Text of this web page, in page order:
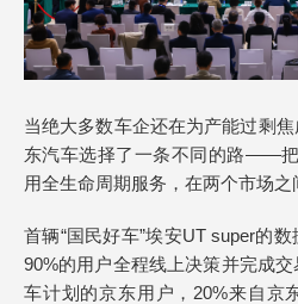
当绝大多数车企还在为产能过剩
东汽车选择了一条不同的路——把
用全生命周期服务，在两个市场之
首辆“国民好车”埃安UT super的
90%的用户全程线上决策并完成
车计划的京东用户，20%来自京